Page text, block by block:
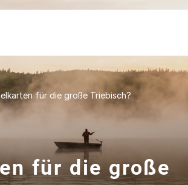
für die große Triebisch?
für die große